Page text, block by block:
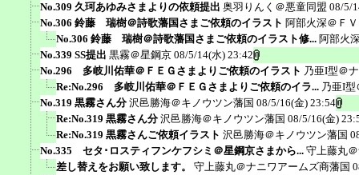
No.309 久珂あゆみさまよりの依頼提出 奥羽りんく＠悪童同盟 08/5/
No.306 鈴藤 瑞樹＠詩歌藩国さまご依頼のイラスト 阿部火深＠Ｆ
No.306 鈴藤 瑞樹＠詩歌藩国さまご依頼のイラスト修... 阿部火
No.339 SS提出 黒霧＠星鋼京 08/5/14(水) 23:42
No.296 多岐川佑華＠ＦＥＧさまよりご依頼のイラスト 乃亜I型＠
Re:No.296 多岐川佑華＠ＦＥＧさまよりご依頼のイラ... 乃亜I
No.319 黒霧さん分 沢邑勝海＠キノウツン藩国 08/5/16(金) 23:54
Re:No.319 黒霧さん分 沢邑勝海＠キノウツン藩国 08/5/16(金)
Re:No.319 黒霧さんご依頼イラスト 沢邑勝海＠キノウツン藩国
No.335 セタ･ロスティフンケフシミ＠星鋼京さまから... 守上藤丸
差し替えをお願い致します。
守上藤丸＠ナニワアームズ商藩国